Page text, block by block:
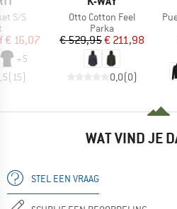
S/S
prijs
€ 16,07
+5
(15)
Artikel
Otto Cotton Feel
Productgroep
Parka
Prijs
€ 529,95Verlaagde prijs
€ 211,98
0,0(0)
WAT VIND JE
STEL EEN VRAAG